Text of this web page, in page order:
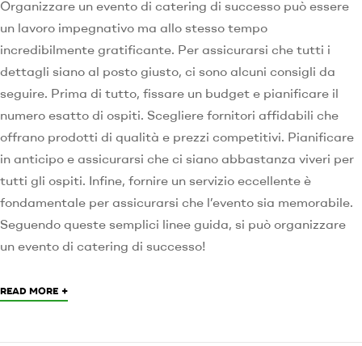
Organizzare un evento di catering di successo può essere
un lavoro impegnativo ma allo stesso tempo
incredibilmente gratificante. Per assicurarsi che tutti i
dettagli siano al posto giusto, ci sono alcuni consigli da
seguire. Prima di tutto, fissare un budget e pianificare il
numero esatto di ospiti. Scegliere fornitori affidabili che
offrano prodotti di qualità e prezzi competitivi. Pianificare
in anticipo e assicurarsi che ci siano abbastanza viveri per
tutti gli ospiti. Infine, fornire un servizio eccellente è
fondamentale per assicurarsi che l’evento sia memorabile.
Seguendo queste semplici linee guida, si può organizzare
un evento di catering di successo!
READ MORE +